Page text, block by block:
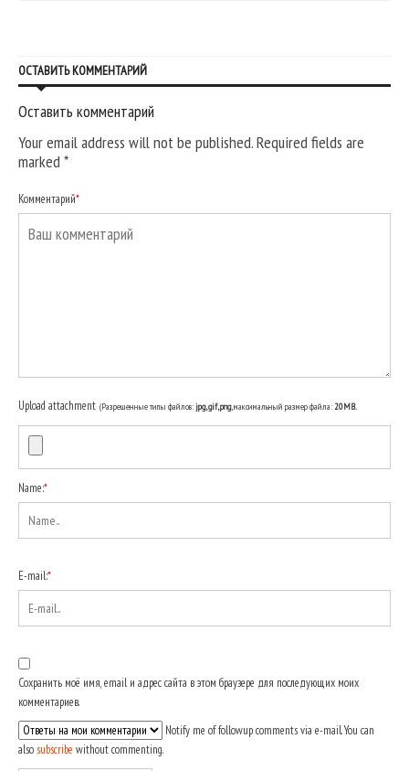
ОСТАВИТЬ КОММЕНТАРИЙ
Оставить комментарий
Your email address will not be published. Required fields are
marked*
Комментарий*
Upload attachment (Разрешенные типы файлов:jpg, gif, png, максимальный размер файла:20MB.
Name:*
E-mail:*
Сохранить моё имя, email и адрес сайта в этом браузере для последующих моих
комментариев.
Notify me of followup comments via e-mail. You can
also subscribe without commenting.